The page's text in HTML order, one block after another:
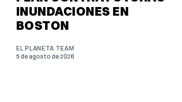
INUNDACIONES EN
BOSTON
EL PLANETA TEAM
5 de agosto de 2026